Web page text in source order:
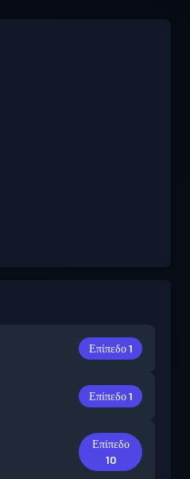
Επίπεδο 1
Επίπεδο 1
Επίπεδο
10